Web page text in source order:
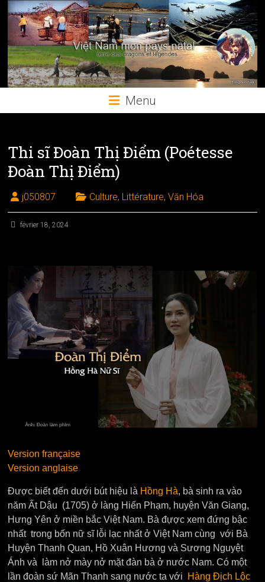
Skip
content
Menu
Thi sĩ Đoàn Thị Điểm (Poétesse
Đoàn Thị Điểm)
j050807 Culture, Littérature,Văn Hóa
février 18, 2024
Version française
Version anglaise
Được biết đến dưới bút hiệu là Hồng Hà, bà sinh ra vào
năm Ất Dậu (1705) ở làng Hiến Phạm, huyện Văn Giang,
Hưng Yên ở miền bắc Việt Nam. Bà đựợc xem đứng bậc
nhất trong bốn nữ sĩ lỗi lạc nhất ở Việt Nam cùng với Bà
Huyện Thanh Quan, Hồ Xuân Hương và Sương Nguyệt
Ánh và làm nở mày nở mặt đàn bà ở nước Nam. Có một
lần đoàn sứ Mãn Thanh sang nước ta với Hàng Địch Lộc